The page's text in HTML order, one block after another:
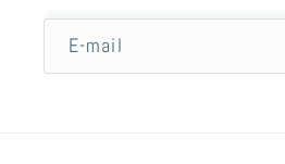
E-mail